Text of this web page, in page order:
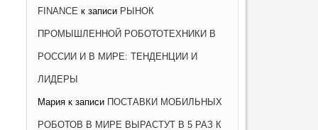
26 ЯНВАРЯ, 2021
FINANCE к записи РЫНОК
ПРОМЫШЛЕННОЙ РОБОТОТЕХНИКИ В
РОССИИ И В МИРЕ: ТЕНДЕНЦИИ И
ЛИДЕРЫ
Мария к записи ПОСТАВКИ МОБИЛЬНЫХ
РОБОТОВ В МИРЕ ВЫРАСТУТ В 5 РАЗ К